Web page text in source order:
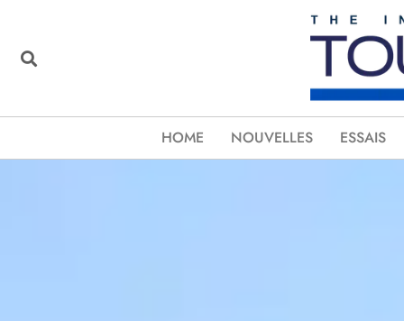
HOME NOUVELLES ESSAIS